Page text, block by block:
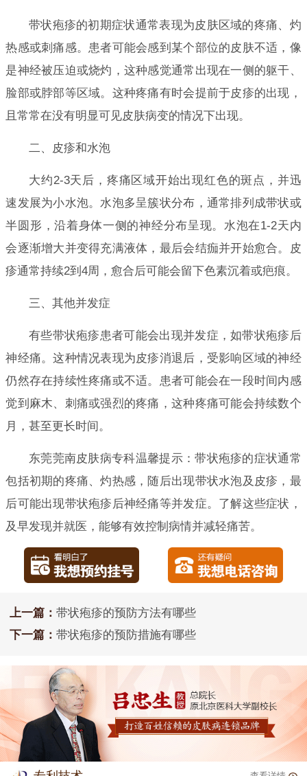
带状疱疹的初期症状通常表现为皮肤区域的疼痛、灼
热感或刺痛感。患者可能会感到某个部位的皮肤不适，像
是神经被压迫或烧灼，这种感觉通常出现在一侧的躯干、
脸部或脖部等区域。这种疼痛有时会提前于皮疹的出现，
且常常在没有明显可见皮肤病变的情况下出现。
二、皮疹和水泡
大约2-3天后，疼痛区域开始出现红色的斑点，并迅
速发展为小水泡。水泡多呈簇状分布，通常排列成带状或
半圆形，沿着身体一侧的神经分布呈现。水泡在1-2天内
会逐渐增大并变得充满液体，最后会结痂并开始愈合。皮
疹通常持续2到4周，愈合后可能会留下色素沉着或疤痕。
三、其他并发症
有些带状疱疹患者可能会出现并发症，如带状疱疹后
神经痛。这种情况表现为皮疹消退后，受影响区域的神经
仍然存在持续性疼痛或不适。患者可能会在一段时间内感
觉到麻木、刺痛或强烈的疼痛，这种疼痛可能会持续数个
月，甚至更长时间。
东莞莞南皮肤病专科温馨提示：带状疱疹的症状通常
包括初期的疼痛、灼热感，随后出现带状水泡及皮疹，最
后可能出现带状疱疹后神经痛等并发症。了解这些症状，
及早发现并就医，能够有效控制病情并减轻痛苦。
上一篇： 带状疱疹的预防方法有哪些
下一篇： 带状疱疹的预防措施有哪些